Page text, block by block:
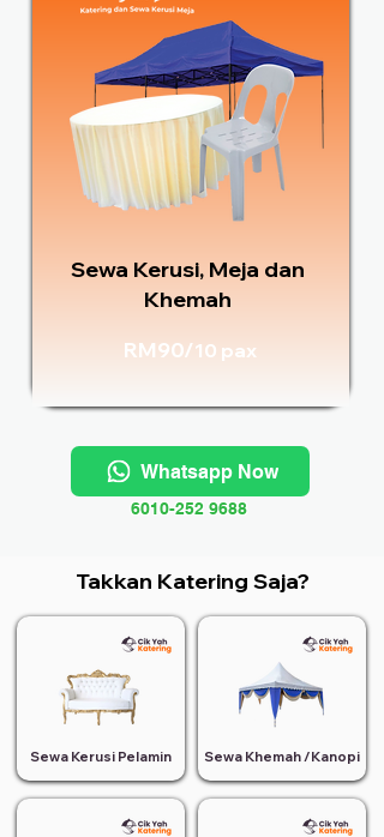
Sewa Kerusi, Meja dan
Khemah
RM90/10 pax
Whatsapp Now
6010-252 9688
Takkan Katering Saja?
Sewa Kerusi Pelamin Sewa Khemah /Kanopi